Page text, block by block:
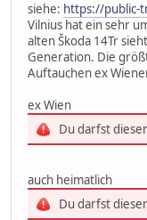
siehe: https://public-
Vilnius hat ein sehr
alten Škoda 14Tr
Generation. Die
Auftauchen ex
ex Wien
Du darfst
auch heimatlich
Du darfst